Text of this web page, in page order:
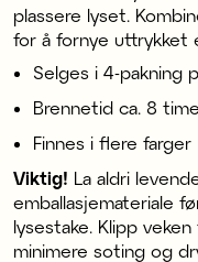
plassere lyset.
for å fornye uttrykket
Selges i 4-pakning
Brennetid ca. 8
Finnes i flere farger
Viktig! La aldri
emballasjemateriale
lysestake. Klipp
minimere soting og